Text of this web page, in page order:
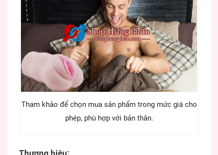
Tham khảo để chọn mua sản phẩm trong mức giá cho
phép, phù hợp với bản thân.
Thương hiệu: